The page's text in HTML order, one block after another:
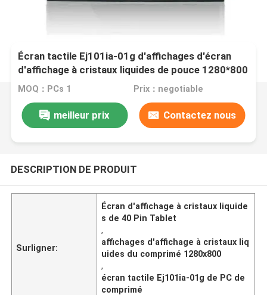
Écran tactile Ej101ia-01g d'affichages d'écran
d'affichage à cristaux liquides de pouce 1280*800
40 Pin Lvds Tablet d'Innolux 10,1
MOQ：PCs 1 Prix：negotiable
meilleur prix Contactez nous
DESCRIPTION DE PRODUIT
Surligner:
Écran d'affichage à cristaux liquide
s de 40 Pin Tablet
,
affichages d'affichage à cristaux liq
uides du comprimé 1280x800
,
écran tactile Ej101ia-01g de PC de
comprimé